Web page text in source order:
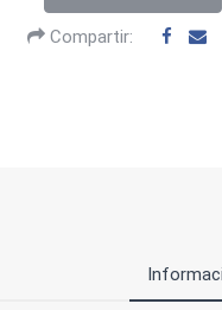
Compartir: